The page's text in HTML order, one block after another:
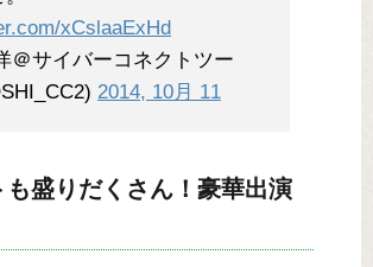
xCslaaExHd
サイバーコネクトツー
2014, 10月 11
も盛りだくさん！豪華出演